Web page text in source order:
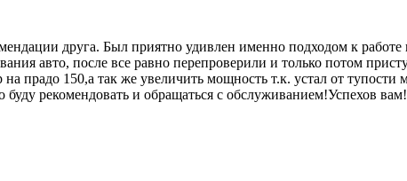
друга. Был приятно удивлен именно подходом к
авто, после все равно перепроверили и только потом
прадо 150,а так же увеличить мощность т.к. устал от
буду рекомендовать и обращаться с обслуживанием!Успехов